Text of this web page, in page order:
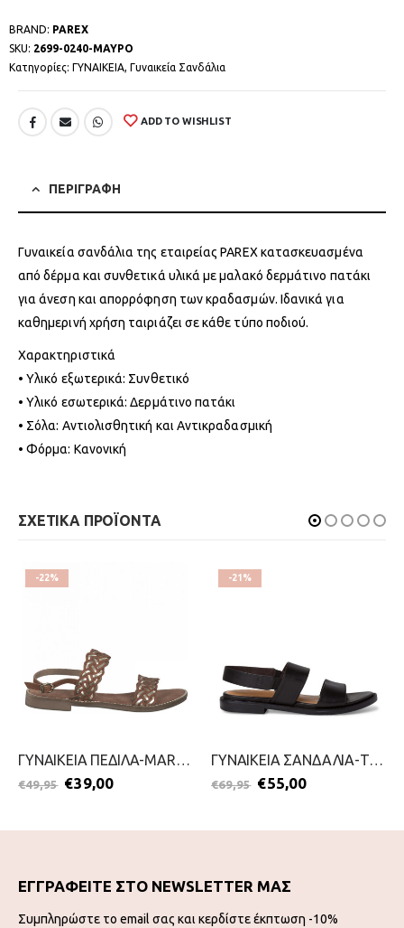
BRAND: PAREX
SKU: 2699-0240-ΜΑΥΡΟ
Κατηγορίες: ΓΥΝΑΙΚΕΙΑ, Γυναικεία Σανδάλια
ADD TO WISHLIST
ΠΕΡΙΓΡΑΦΗ
Γυναικεία σανδάλια της εταιρείας PAREX κατασκευασμένα
από δέρμα και συνθετικά υλικά με μαλακό δερμάτινο πατάκι
για άνεση και απορρόφηση των κραδασμών. Ιδανικά για
καθημερινή χρήση ταιριάζει σε κάθε τύπο ποδιού.
Χαρακτηριστικά
• Υλικό εξωτερικά: Συνθετικό
• Υλικό εσωτερικά: Δερμάτινο πατάκι
• Σόλα: Αντιολισθητική και Αντικραδασμική
• Φόρμα: Κανονική
ΣΧΕΤΙΚΑ ΠΡΟΪΟΝΤΑ
-22%
ΓΥΝΑΙΚΕΙΑ ΠΕΔΙΛΑ-MARCO TOZZI-2199-0039-ΤΑΜΠΑ
€49,95 €39,00
-21%
ΓΥΝΑΙΚΕΙΑ ΣΑΝΔΑΛΙΑ-TAMARIS-2199-0086-ΜΑΥΡΟ
€69,95 €55,00
ΕΓΓΡΑΦΕΙΤΕ ΣΤΟ NEWSLETTER ΜΑΣ
Συμπληρώστε το email σας και κερδίστε έκπτωση -10%